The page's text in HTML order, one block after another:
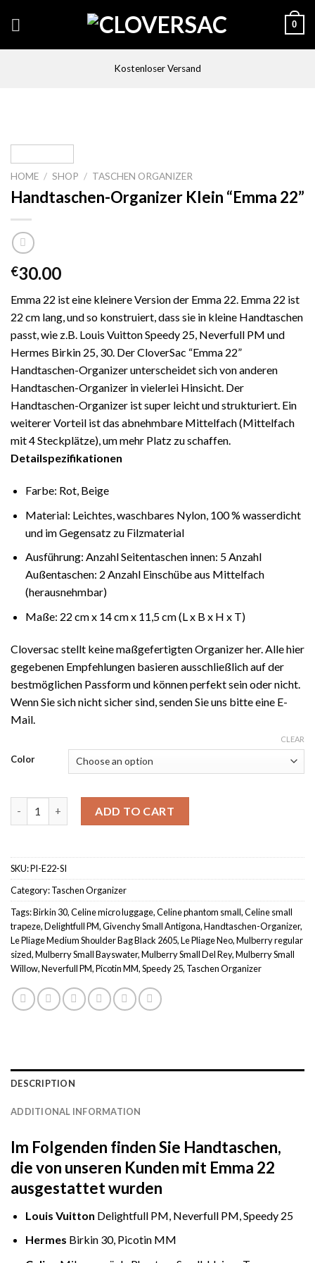
0
Kostenloser Versand
HOME / SHOP / TASCHEN ORGANIZER
Handtaschen-Organizer Klein “Emma 22”
€30.00
Emma 22 ist eine kleinere Version der Emma 22. Emma 22 ist
22 cm lang, und so konstruiert, dass sie in kleine Handtaschen
passt, wie z.B. Louis Vuitton Speedy 25, Neverfull PM und
Hermes Birkin 25, 30. Der CloverSac “Emma 22”
Handtaschen-Organizer unterscheidet sich von anderen
Handtaschen-Organizer in vielerlei Hinsicht. Der
Handtaschen-Organizer ist super leicht und strukturiert. Ein
weiterer Vorteil ist das abnehmbare Mittelfach (Mittelfach
mit 4 Steckplätze), um mehr Platz zu schaffen.
Detailspezifikationen
Farbe: Rot, Beige
Material: Leichtes, waschbares Nylon, 100 % wasserdicht
und im Gegensatz zu Filzmaterial
Ausführung: Anzahl Seitentaschen innen: 5 Anzahl
Außentaschen: 2 Anzahl Einschübe aus Mittelfach
(herausnehmbar)
Maße: 22 cm x 14 cm x 11,5 cm (L x B x H x T)
Cloversac stellt keine maßgefertigten Organizer her. Alle hier
gegebenen Empfehlungen basieren ausschließlich auf der
bestmöglichen Passform und können perfekt sein oder nicht.
Wenn Sie sich nicht sicher sind, senden Sie uns bitte eine E-
Mail.
Color
CLEAR
ADD TO CART
SKU:PI-E22-SI
Category:Taschen Organizer
Tags:Birkin 30,Celine micro luggage,Celine phantom small,Celine small
trapeze,Delightfull PM,Givenchy Small Antigona,Handtaschen-Organizer,
Le Pliage Medium Shoulder Bag Black 2605,Le Pliage Neo,Mulberry regular
sized,Mulberry Small Bayswater,Mulberry Small Del Rey,Mulberry Small
Willow,Neverfull PM,Picotin MM,Speedy 25, Taschen Organizer
DESCRIPTION
ADDITIONAL INFORMATION
Im Folgenden finden Sie Handtaschen,
die von unseren Kunden mit Emma 22
ausgestattet wurden
Louis Vuitton Delightfull PM, Neverfull PM, Speedy 25
Hermes Birkin 30, Picotin MM